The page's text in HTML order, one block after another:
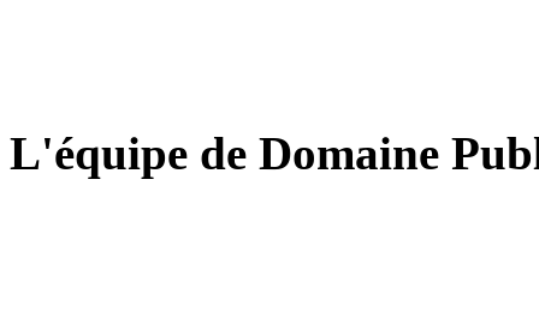
L'équipe de Domaine